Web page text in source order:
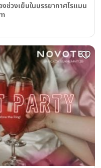
วงเย็นในบรรยากาศโรแมน